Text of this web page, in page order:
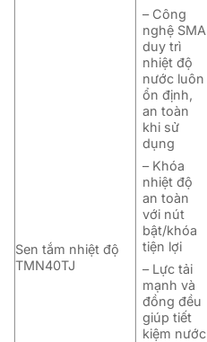
Sen tắm nhiệt độ
TMN40TJ
– Công
nghệ SMA
duy trì
nhiệt độ
nước luôn
ổn định,
an toàn
khi sử
dụng
– Khóa
nhiệt độ
an toàn
với nút
bật/khóa
tiện lợi
– Lực tải
mạnh và
đồng đều
giúp tiết
kiệm nước